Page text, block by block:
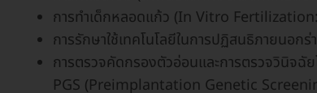
การทำเด็กหลอดแก้ว (In Vitro
การรักษาใช้เทคโนโลยีในการปฏิสนธิภายน
การตรวจคัดกรองตัวอ่อนและการตรวจวินิจ
PGS (Preimplantation Genetic